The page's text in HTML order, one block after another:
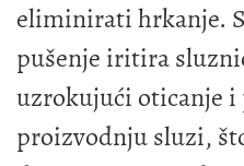
eliminirati hrkanje.
pušenje iritira
uzrokujući oticanje i
proizvodnju sluzi,